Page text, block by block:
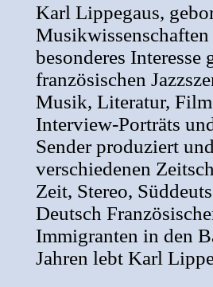
Karl Lippegaus,
besonderes
französischen
Musik, Literatur,
Interview-Porträts
Sender produziert
verschiedenen
Zeit, Stereo,
Deutsch
Immigranten in den
Jahren lebt Karl